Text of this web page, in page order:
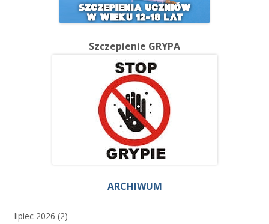
Szczepienie GRYPA
ARCHIWUM
lipiec 2026 (2)